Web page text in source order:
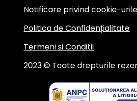
2023 © Toate drepturile
Notificare privind cookie-urile
Politica de Confidențialitate
Termeni si Conditii